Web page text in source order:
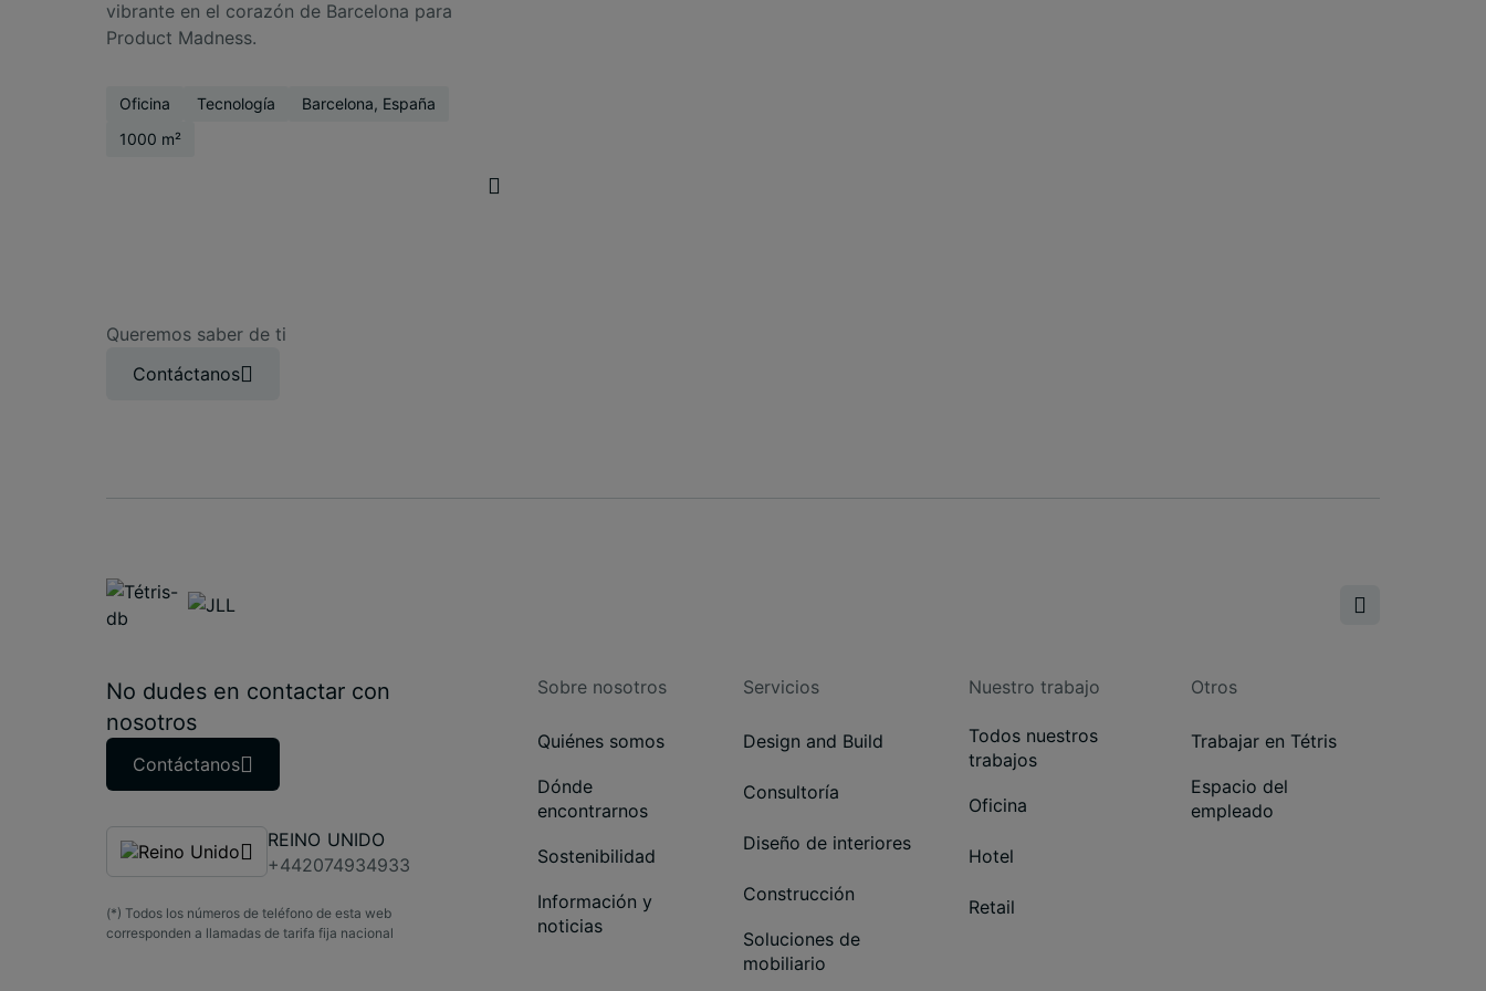
vibrante en el corazón de Barcelona para
Product Madness.
Oficina Tecnología
Barcelona, España
1000 m²
Queremos saber de ti
Contáctanos
Sobre nosotros
Quiénes somos
Dónde
encontrarnos
Sostenibilidad
Información y
noticias
Servicios
Design and Build
Consultoría
Diseño de interiores
Construcción
Soluciones de
mobiliario
Nuestro trabajo
Todos nuestros
trabajos
Oficina
Hotel
Retail
Otros
Trabajar en Tétris
Espacio del
empleado
No dudes en contactar con
nosotros
Contáctanos
REINO UNIDO
+442074934933
(*) Todos los números de teléfono de esta web
corresponden a llamadas de tarifa fija nacional